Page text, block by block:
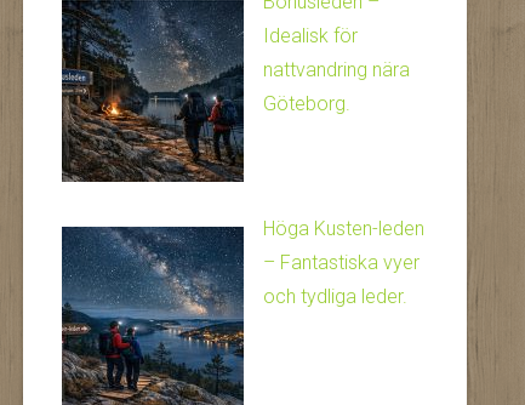
Idealisk för
nattvandring nära
Göteborg.
Höga Kusten-leden
– Fantastiska vyer
och tydliga leder.